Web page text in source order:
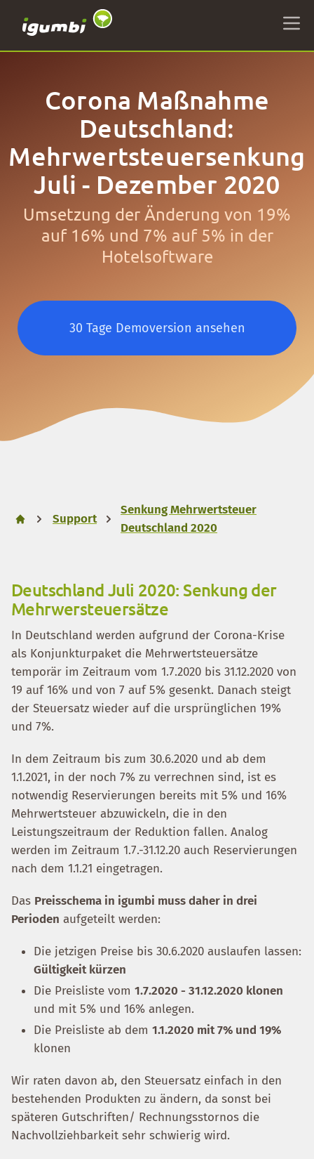
Corona Maßnahme
Deutschland:
Mehrwertsteuersenkung
Juli - Dezember 2020
Umsetzung der Änderung von 19%
auf 16% und 7% auf 5% in der
Hotelsoftware
30 Tage Demoversion ansehen
Support
Senkung Mehrwertsteuer
Deutschland 2020
Deutschland Juli 2020: Senkung der
Mehrwersteuersätze
In Deutschland werden aufgrund der Corona-Krise
als Konjunkturpaket die Mehrwertsteuersätze
temporär im Zeitraum vom 1.7.2020 bis 31.12.2020 von
19 auf 16% und von 7 auf 5% gesenkt. Danach steigt
der Steuersatz wieder auf die ursprünglichen 19%
und 7%.
In dem Zeitraum bis zum 30.6.2020 und ab dem
1.1.2021, in der noch 7% zu verrechnen sind, ist es
notwendig Reservierungen bereits mit 5% und 16%
Mehrwertsteuer abzuwickeln, die in den
Leistungszeitraum der Reduktion fallen. Analog
werden im Zeitraum 1.7.-31.12.20 auch Reservierungen
nach dem 1.1.21 eingetragen.
Das Preisschema in igumbi muss daher in drei
Perioden aufgeteilt werden:
Die jetzigen Preise bis 30.6.2020 auslaufen lassen:
Gültigkeit kürzen
Die Preisliste vom 1.7.2020 - 31.12.2020 klonen
und mit 5% und 16% anlegen.
Die Preisliste ab dem 1.1.2020 mit 7% und 19%
klonen
Wir raten davon ab, den Steuersatz einfach in den
bestehenden Produkten zu ändern, da sonst bei
späteren Gutschriften/ Rechnungsstornos die
Nachvollziehbarkeit sehr schwierig wird.